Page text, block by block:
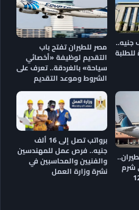
لـ20 ألف جنيه..
للطلبة
مصر للطيران تفتح باب
التقديم لوظيفة «أخصائي
سياحة» بالغردقة.. تعرف على
الشروط وموعد التقديم
شرم
يبدأ 12
برواتب تصل إلى 16 ألف
جنيه.. فرص عمل للمهندسين
والفنيين والمحاسبين في
نشرة وزارة العمل